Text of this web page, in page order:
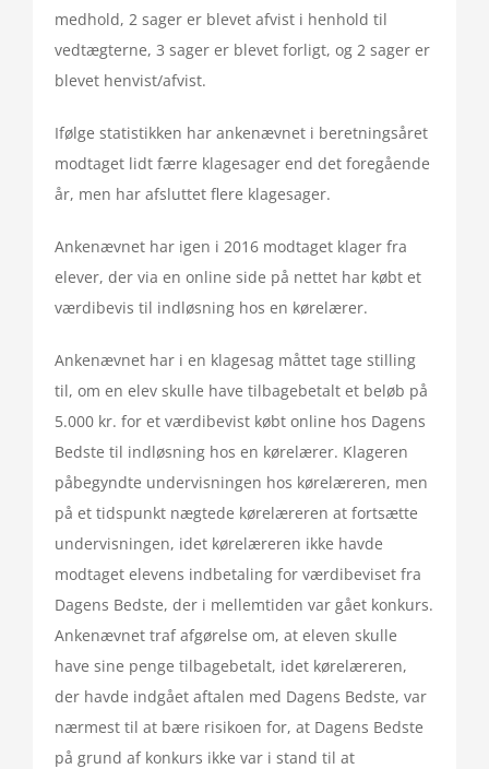
medhold, 2 sager er blevet afvist i henhold til
vedtægterne, 3 sager er blevet forligt, og 2 sager er
blevet henvist/afvist.
Ifølge statistikken har ankenævnet i beretningsåret
modtaget lidt færre klagesager end det foregående
år, men har afsluttet flere klagesager.
Ankenævnet har igen i 2016 modtaget klager fra
elever, der via en online side på nettet har købt et
værdibevis til indløsning hos en kørelærer.
Ankenævnet har i en klagesag måttet tage stilling
til, om en elev skulle have tilbagebetalt et beløb på
5.000 kr. for et værdibevist købt online hos Dagens
Bedste til indløsning hos en kørelærer. Klageren
påbegyndte undervisningen hos kørelæreren, men
på et tidspunkt nægtede kørelæreren at fortsætte
undervisningen, idet kørelæreren ikke havde
modtaget elevens indbetaling for værdibeviset fra
Dagens Bedste, der i mellemtiden var gået konkurs.
Ankenævnet traf afgørelse om, at eleven skulle
have sine penge tilbagebetalt, idet kørelæreren,
der havde indgået aftalen med Dagens Bedste, var
nærmest til at bære risikoen for, at Dagens Bedste
på grund af konkurs ikke var i stand til at